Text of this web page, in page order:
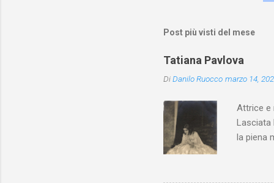
Post più visti del mese
Tatiana Pavlova
DiDanilo Ruocco marzo 14,
Attrice e
Lasciata
la piena